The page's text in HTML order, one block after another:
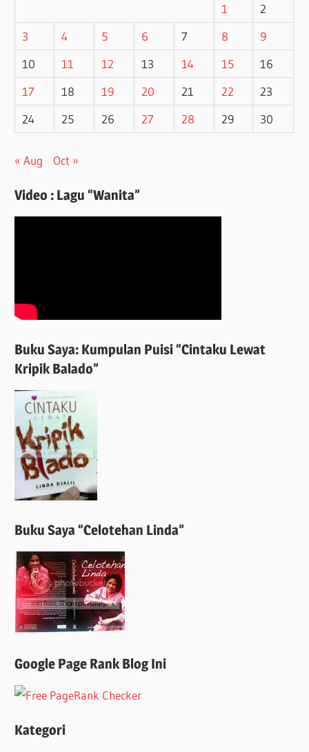
1
2
3
4 5 6 7 8
9
10
11 12 13 14 15
16
17
18 19 20 21 22
23
24
25 26 27 28 29 30
« Aug Oct »
Video : Lagu “Wanita”
Buku Saya: Kumpulan Puisi “Cintaku Lewat
Kripik Balado”
Buku Saya “Celotehan Linda”
Google Page Rank Blog Ini
Kategori